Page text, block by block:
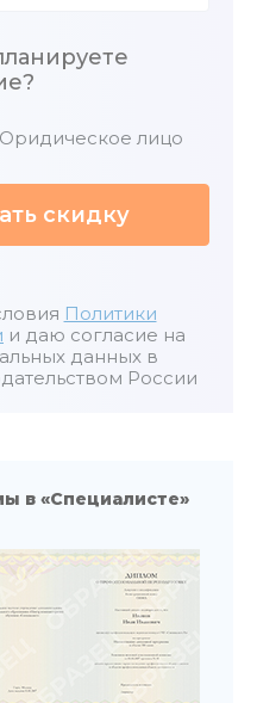
лицо
скидку
Политики
и даю согласие на
данных в
России
в «Специалисте»